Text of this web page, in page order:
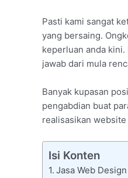
Pasti kami sangat
yang bersaing.
keperluan anda
jawab dari mula
Banyak kupasan
pengabdian buat
realisasikan
Isi Konten
Jasa Web